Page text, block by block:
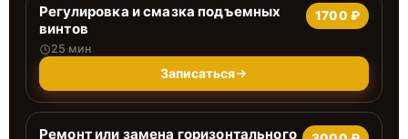
Регулировка и смазка подъемных
винтов
25 мин
1700 ₽
Записаться
Ремонт или замена горизонтального